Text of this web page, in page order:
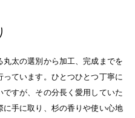
太の選別から加工、完成までを
ています。ひとつひとつ丁寧に
すが、その分長く愛用していた
手に取り、杉の香りや使い心地